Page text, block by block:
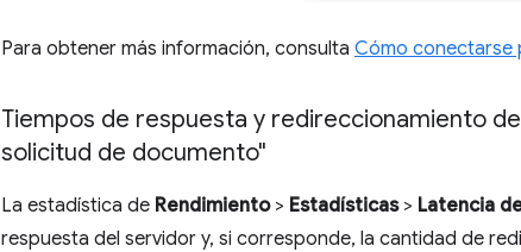
Para obtener más información, consulta Cómo conectarse
Tiempos de respuesta y redireccionamiento
solicitud de documento"
La estadística de Rendimiento> Estadísticas> Latencia
respuesta del servidor y, si corresponde, la cantidad de